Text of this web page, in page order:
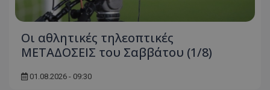
Οι αθλητικές τηλεοπτικές
ΜΕΤΑΔΟΣΕΙΣ του Σαββάτου (1/8)
01.08.2026 - 09:30